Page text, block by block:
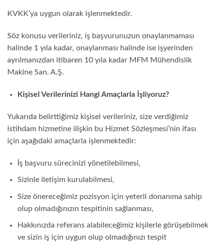
KVKK’ya uygun olarak işlenmektedir.
Söz konusu verileriniz, iş başvurunuzun onaylanmaması
halinde 1 yıla kadar, onaylanması halinde ise işyerinden
ayrılmanızdan itibaren 10 yıla kadar MFM Mühendislik
Makine San. A.Ş.
Kişisel Verilerinizi Hangi Amaçlarla İşliyoruz?
Yukarıda belirttiğimiz kişisel verileriniz, size verdiğimiz
istihdam hizmetine ilişkin bu Hizmet Sözleşmesi’nin ifası
için aşağıdaki amaçlarla işlenmektedir:
İş başvuru sürecinizi yönetilebilmesi,
Sizinle iletişim kurulabilmesi,
Size önereceğimiz pozisyon için yeterli donanıma sahip
olup olmadığınızın tespitinin sağlanması,
Hakkınızda referans alabileceğimiz kişilerle görüşebilmek
ve sizin iş için uygun olup olmadığınızı tespit